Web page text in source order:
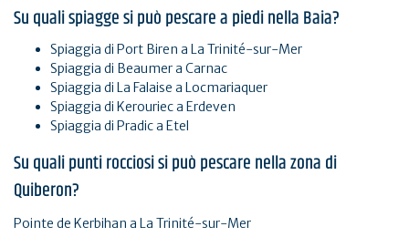
Su quali spiagge si può pescare a piedi nella Baia?
Spiaggia di Port Biren a La Trinité-sur-Mer
Spiaggia di Beaumer a Carnac
Spiaggia di La Falaise a Locmariaquer
Spiaggia di Kerouriec a Erdeven
Spiaggia di Pradic a Etel
Su quali punti rocciosi si può pescare nella zona di
Quiberon?
Pointe de Kerbihan a La Trinité-sur-Mer